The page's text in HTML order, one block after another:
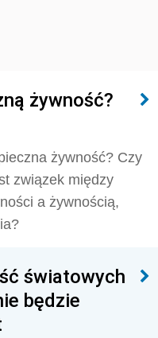
żywność?
żywność? Czy
związek między
a żywnością,
światowych
będzie